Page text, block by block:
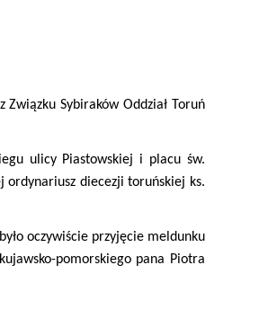
Sybiraków Oddział Toruń
ulicy Piastowskiej i placu św.
ordynariusz diecezji toruńskiej ks.
oczywiście przyjęcie meldunku
pomorskiego pana Piotra